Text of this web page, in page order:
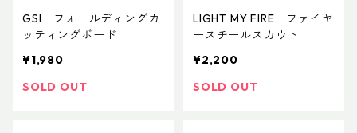
GSI フォールディングカ
ッティングボード
¥1,980
SOLD OUT
LIGHT MY FIRE ファイヤ
ースチールスカウト
¥2,200
SOLD OUT